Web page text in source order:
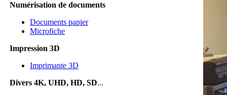
Numérisation de documents
Documents papier
Microfiche
Impression 3D
Imprimante 3D
Divers 4K, UHD, HD, SD...